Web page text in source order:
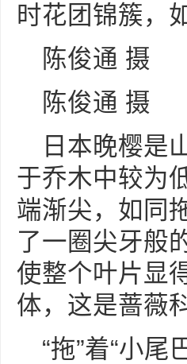
时花团锦簇，
陈俊通 摄
陈俊通 摄
日本晚樱是
于乔木中较为
端渐尖，如同
了一圈尖牙般
使整个叶片显
体，这是蔷薇
“拖”着“小尾